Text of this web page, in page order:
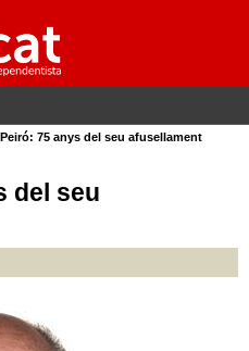
75 anys del seu afusellament
del seu